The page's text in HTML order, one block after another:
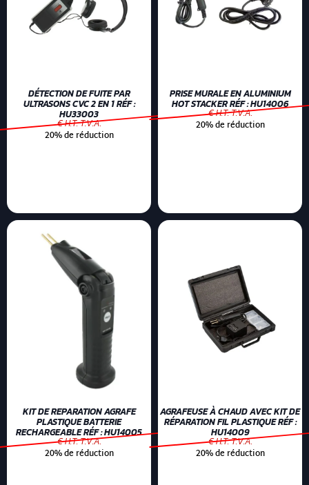
DÉTECTION DE FUITE PAR
ULTRASONS CVC 2 EN 1 RÉF :
HU33003
€ H.T. T.V.A.
20% de réduction
PRISE MURALE EN ALUMINIUM
HOT STACKER RÉF : HU14006
€ H.T. T.V.A.
20% de réduction
KIT DE REPARATION AGRAFE
PLASTIQUE BATTERIE
RECHARGEABLE RÉF : HU14005
€ H.T. T.V.A.
20% de réduction
AGRAFEUSE À CHAUD AVEC KIT DE
RÉPARATION FIL PLASTIQUE RÉF :
HU14009
€ H.T. T.V.A.
20% de réduction